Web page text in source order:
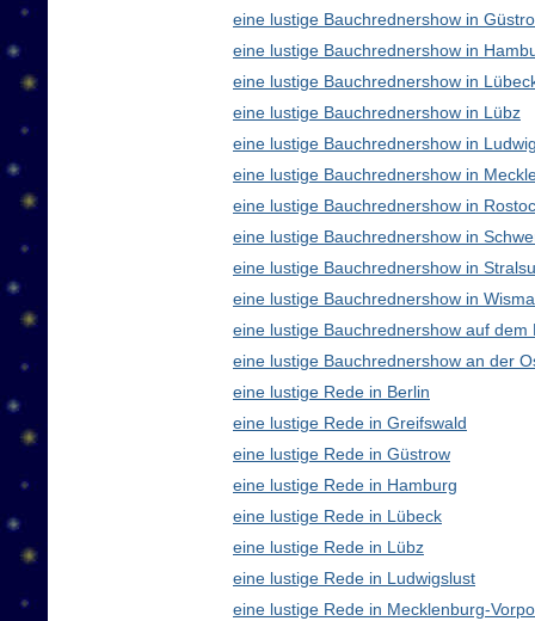
eine lustige Bauchrednershow in
eine lustige Bauchrednershow in
eine lustige Bauchrednershow in
eine lustige Bauchrednershow in Lübz
eine lustige Bauchrednershow in
eine lustige Bauchrednershow in
eine lustige Bauchrednershow in
eine lustige Bauchrednershow in
eine lustige Bauchrednershow in
eine lustige Bauchrednershow in
eine lustige Bauchrednershow auf dem
eine lustige Bauchrednershow an der
eine lustige Rede in Berlin
eine lustige Rede in Greifswald
eine lustige Rede in Güstrow
eine lustige Rede in Hamburg
eine lustige Rede in Lübeck
eine lustige Rede in Lübz
eine lustige Rede in Ludwigslust
eine lustige Rede in Mecklenburg-